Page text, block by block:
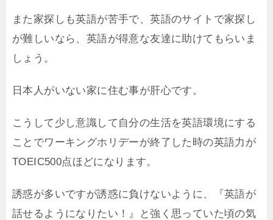
また家探しも英語が苦手で、英語のサイトで家探し
が難しいなら、英語が得意な友達に助けてもらいま
しょう。
日本人がいない家に住む事が肝心です。
こうして少し意識して自分の生活を英語環境にする
ことでワーキングホリデーが終了した時の英語力が
TOEIC500点ほどになります。
誘惑が多いですが誘惑に負けないように、『英語が
話せるようになりたい！』と強く思っていた頃の気